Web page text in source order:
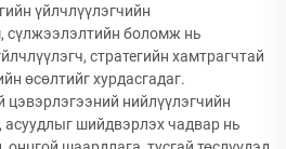
үйлчлүүлэгчийн
сүлжээлэлтийн боломж нь
стратегийн хамтрагчтай
өсөлтийг хурдасгадаг.
нийлүүлэгчийн
асуудлыг шийдвэрлэх чадвар нь